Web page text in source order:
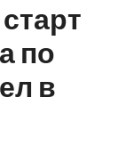
по
в